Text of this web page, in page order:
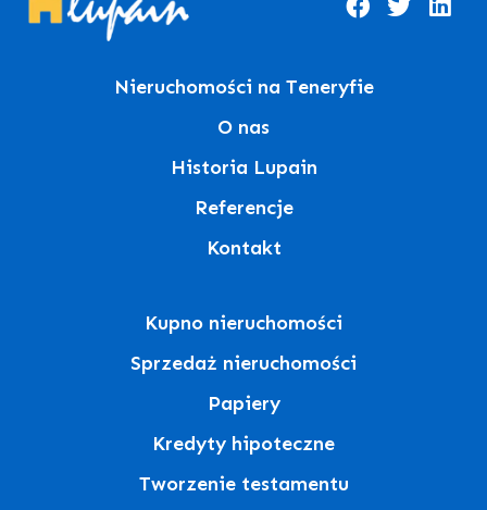
Nieruchomości na Teneryfie
O nas
Historia Lupain
Referencje
Kontakt
Kupno nieruchomości
Sprzedaż nieruchomości
Papiery
Kredyty hipoteczne
Tworzenie testamentu